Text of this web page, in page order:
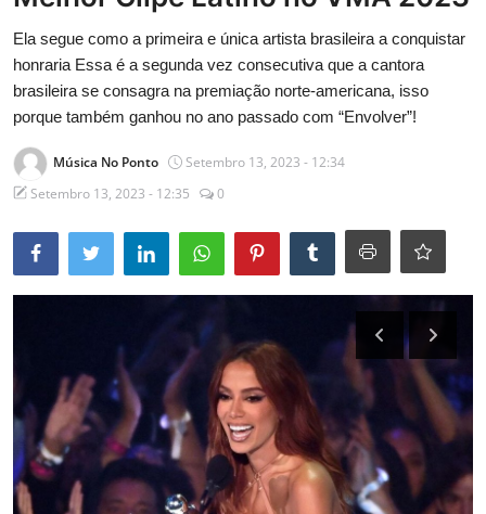
Entrevistas
Mundo
Ela segue como a primeira e única artista brasileira a conquistar
honraria Essa é a segunda vez consecutiva que a cantora
brasileira se consagra na premiação norte-americana, isso
porque também ganhou no ano passado com “Envolver”!
Música No Ponto
Setembro 13, 2023 - 12:34
Setembro 13, 2023 - 12:35
0